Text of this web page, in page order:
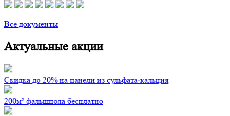
Все документы
Актуальные акции
Скидка до 20% на панели из сульфата-кальция
200м² фальшпола бесплатно